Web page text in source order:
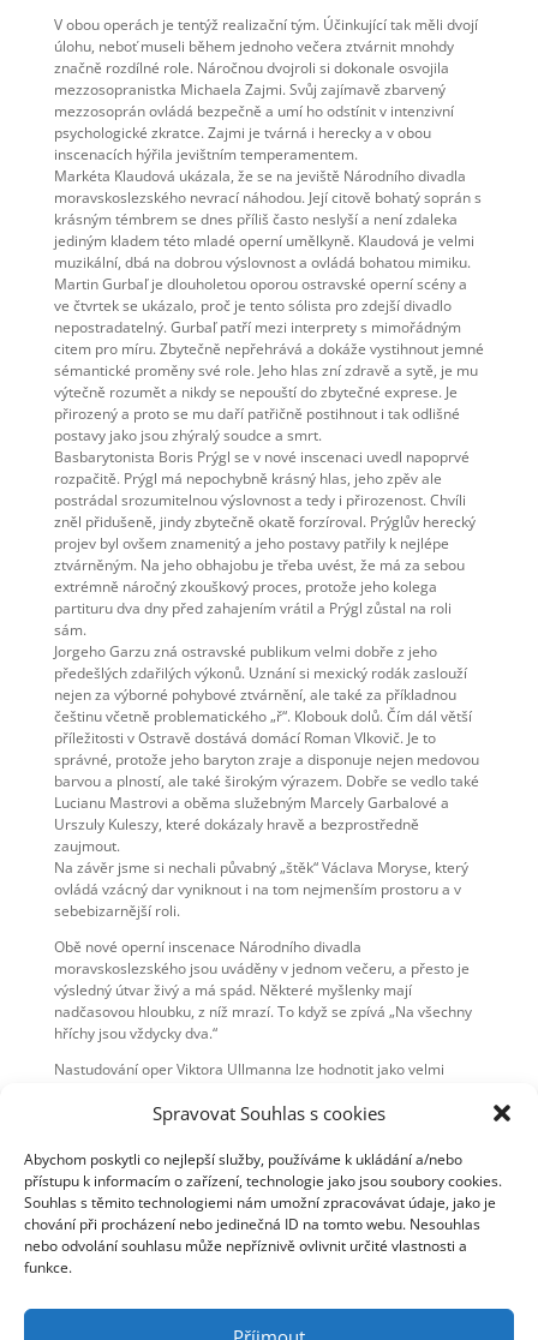
Spravovat Souhlas s cookies
Abychom poskytli co nejlepší služby, používáme k ukládání a/nebo
přístupu k informacím o zařízení, technologie jako jsou soubory cookies.
Souhlas s těmito technologiemi nám umožní zpracovávat údaje, jako je
chování při procházení nebo jedinečná ID na tomto webu. Nesouhlas
nebo odvolání souhlasu může nepříznivě ovlivnit určité vlastnosti a
funkce.
V obou operách je tentýž realizační tým. Účinkující tak měli dvojí
úlohu, neboť museli během jednoho večera ztvárnit mnohdy
značně rozdílné role. Náročnou dvojroli si dokonale osvojila
mezzosopranistka Michaela Zajmi. Svůj zajímavě zbarvený
mezzosoprán ovládá bezpečně a umí ho odstínit v intenzivní
psychologické zkratce. Zajmi je tvárná i herecky a v obou
inscenacích hýřila jevištním temperamentem.
Markéta Klaudová ukázala, že se na jeviště Národního divadla
moravskoslezského nevrací náhodou. Její citově bohatý soprán s
krásným témbrem se dnes příliš často neslyší a není zdaleka
jediným kladem této mladé operní umělkyně. Klaudová je velmi
muzikální, dbá na dobrou výslovnost a ovládá bohatou mimiku.
Martin Gurbaľ je dlouholetou oporou ostravské operní scény a
ve čtvrtek se ukázalo, proč je tento sólista pro zdejší divadlo
nepostradatelný. Gurbaľ patří mezi interprety s mimořádným
citem pro míru. Zbytečně nepřehrává a dokáže vystihnout jemné
sémantické proměny své role. Jeho hlas zní zdravě a sytě, je mu
výtečně rozumět a nikdy se nepouští do zbytečné exprese. Je
přirozený a proto se mu daří patřičně postihnout i tak odlišné
postavy jako jsou zhýralý soudce a smrt.
Basbarytonista Boris Prýgl se v nové inscenaci uvedl napoprvé
rozpačitě. Prýgl má nepochybně krásný hlas, jeho zpěv ale
postrádal srozumitelnou výslovnost a tedy i přirozenost. Chvíli
zněl přidušeně, jindy zbytečně okatě forzíroval. Prýglův herecký
projev byl ovšem znamenitý a jeho postavy patřily k nejlépe
ztvárněným. Na jeho obhajobu je třeba uvést, že má za sebou
extrémně náročný zkouškový proces, protože jeho kolega
partituru dva dny před zahajením vrátil a Prýgl zůstal na roli
sám.
Jorgeho Garzu zná ostravské publikum velmi dobře z jeho
předešlých zdařilých výkonů. Uznání si mexický rodák zaslouží
nejen za výborné pohybové ztvárnění, ale také za příkladnou
češtinu včetně problematického „ř“. Klobouk dolů. Čím dál větší
příležitosti v Ostravě dostává domácí Roman Vlkovič. Je to
správné, protože jeho baryton zraje a disponuje nejen medovou
barvou a plností, ale také širokým výrazem. Dobře se vedlo také
Lucianu Mastrovi a oběma služebným Marcely Garbalové a
Urszuly Kuleszy, které dokázaly hravě a bezprostředně
zaujmout.
Na závěr jsme si nechali půvabný „štěk“ Václava Moryse, který
ovládá vzácný dar vyniknout i na tom nejmenším prostoru a v
sebebizarnější roli.
Obě nové operní inscenace Národního divadla
moravskoslezského jsou uváděny v jednom večeru, a přesto je
výsledný útvar živý a má spád. Některé myšlenky mají
nadčasovou hloubku, z níž mrazí. To když se zpívá „Na všechny
hříchy jsou vždycky dva.“
Nastudování oper Viktora Ullmanna lze hodnotit jako velmi
posluchačsky a zejména interpretačně jednoduchá díla, ale
orchestr, vesměs vynikající pěvecké i herecké výkony a důsledná
režie, která dává od začátku do konce smysl. Kéž by to bylo
častějším pravidlem.
Autor: Milan Bátor